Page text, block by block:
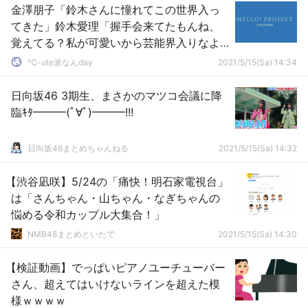
金澤朋子「鈴木さんに憧れてこの世界入っ
てきた」鈴木愛理「握手会来てたもんね、
覚えてる？私が可愛いから芸能界入りなよ
言ってたの」
℃-ute派なんday 2021/5/15(Sa) 14:34
日向坂46 3期生、まさかのマツコ会議に降
臨ｷﾀ━━━(ﾟ∀ﾟ)━━━!!!
日向坂46まとめちゃんねる 2021/5/15(Sa) 14:32
【渋谷凪咲】5/24の「痛快！明石家電視台」
は「さんちゃん・山ちゃん・なぎちゃんの
悩める令和カップル大集合！」
NMB48まとめといたで 2021/5/15(Sa) 14:30
【検証動画】でっぱいピアノユーチューバー
さん、超えてはいけないラインを超えた模
様ｗｗｗｗ